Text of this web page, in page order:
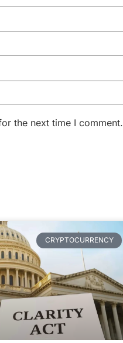
the next time I comment.
CRYPTOCURRENCY